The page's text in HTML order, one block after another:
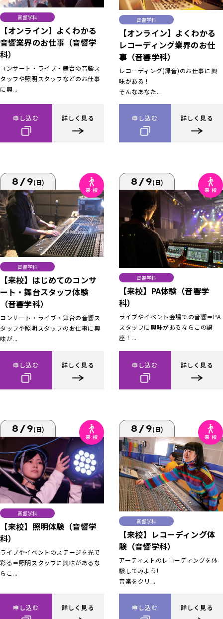
音響学科
【オンライン】よくわかる
音響業界のお仕事（音響学
科）
コンサート・ライブ・舞台の音響ス
タッフや照明スタッフなどのお仕事
に興...
申し込む 詳しく見る
音響学科
【オンライン】よくわかる
レコーディング業界のお仕
事（音響学科）
レコーディング(録音)のお仕事に興
味がある！
そんなあなた...
申し込む 詳しく見る
8/9(日)
音響学科
【来校】はじめてのコンサ
ート・舞台スタッフ体験
（音響学科）
コンサート・ライブ・舞台の音響ス
タッフや照明スタッフのお仕事に興
味が...
申し込む 詳しく見る
8/9(日)
音響学科
【来校】PA体験（音響学
科）
ライブやイベント会場での音響＝PA
スタッフに興味があるならこの講
座！...
申し込む 詳しく見る
8/9(日)
音響学科
【来校】照明体験（音響学
科）
ライブやイベントのステージを光で
彩る＝照明スタッフに興味があるな
らこ...
申し込む 詳しく見る
8/9(日)
音響学科
【来校】レコーディング体
験（音響学科）
アーティストのレコーディングを体
験してみよう!
音楽をクリ...
申し込む 詳しく見る